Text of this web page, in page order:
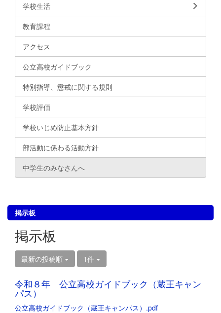
学校生活
教育課程
アクセス
公立高校ガイドブック
特別指導、懲戒に関する規則
学校評価
学校いじめ防止基本方針
部活動に係わる活動方針
中学生のみなさんへ
掲示板
掲示板
最新の投稿順 1件
令和８年 公立高校ガイドブック（蔵王キャン
パス）
公立高校ガイドブック（蔵王キャンパス）.pdf